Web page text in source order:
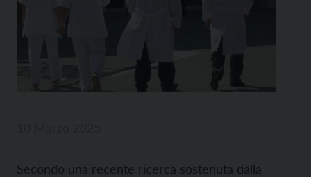
Secondo una recente ricerca sostenuta dalla